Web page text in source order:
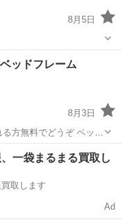
8月5日
ッドフレーム
8月3日
方無料でどうぞ ベッド
マットレスとセットで
一袋まるまる買取し
取します
Ad